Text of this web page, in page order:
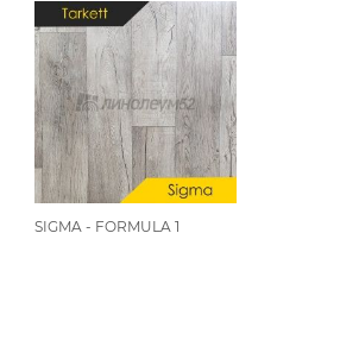
SIGMA - FORMULA 1